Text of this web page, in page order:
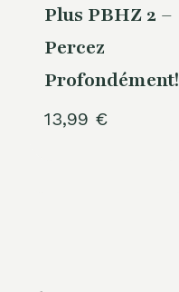
Plus PBHZ 2 –
Percez
Profondément!
13,99 €